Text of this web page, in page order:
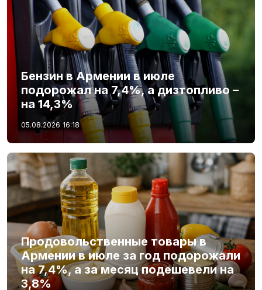
Бензин в Армении в июле
подорожал на 7,4%, а дизтопливо –
на 14,3%
05.08.2026 16:18
Продовольственные товары в
Армении в июле за год подорожали
на 7,4%, а за месяц подешевели на
3,8%